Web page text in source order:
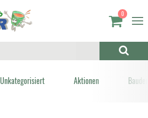
0
Unkategorisiert Aktionen